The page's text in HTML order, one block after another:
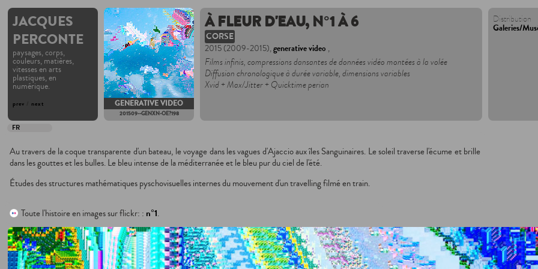
JACQUES
PERCONTE
paysages, corps,
couleurs, matières,
vitesses en arts
plastiques, en
numérique.
prev next GENERATIVE VIDEO
201509--GENXN-OE?198
À FLEUR D'EAU, N°1 À 6
CORSE
2015 (2009-2015),generative video ,
Films infinis, compressions dansantes de données vidéo montées à la volée
Diffusion chronologique à durée variable, dimensions variables
Xvid + Max/Jitter + Quicktime perian
Distribution
Galeries/
FR
Au travers de la coque transparente d'un bateau, le voyage dans les vagues d'Ajaccio aux îles Sanguinaires. Le soleil traverse l'écume et brille
dans les gouttes et les bulles. Le bleu intense de la méditerranée et le bleu pur du ciel de l'été.
Études des structures mathématiques pyschovisuelles internes du mouvement d'un travelling filmé en train.
Toute l'histoire en images sur flickr: : n°1.